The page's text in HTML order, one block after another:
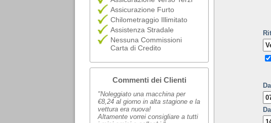
Assicurazione Furto
Chilometraggio Illimitato
Assistenza Stradale
Nessuna Commissioni
Carta di Credito
Commenti dei Clienti
"Noleggiato una macchina per
€8,24 al giorno in alta stagione e la
vettura era nuova!
Altamente vorrei consigliare a tutti